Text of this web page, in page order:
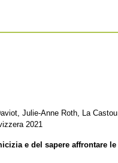
Julie-Anne Roth, La Castou
2021
e del sapere affrontare le